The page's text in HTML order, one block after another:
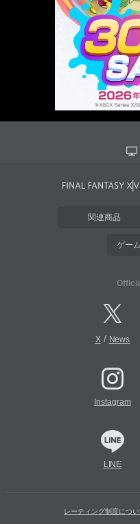
関連商品
ゲー
X/ News
Instagram
LINE
レーティング制度につい